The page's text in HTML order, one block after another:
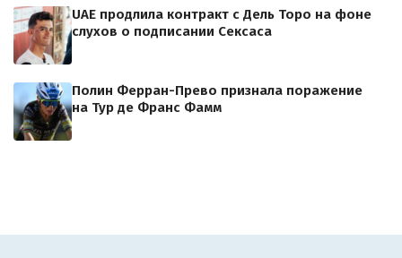
UAE продлила контракт с Дель Торо на фоне
слухов о подписании Сексаса
Полин Ферран-Прево признала поражение
на Тур де Франс Фамм